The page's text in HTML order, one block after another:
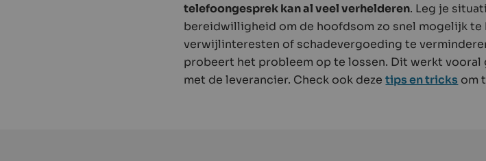
telefoongesprek kan al veel verhelderen. Leg je
bereidwilligheid om de hoofdsom zo snel mogelijk te
verwijlinteresten of schadevergoeding te
probeert het probleem op te lossen. Dit werkt vooral
met de leverancier. Check ook dezetips en tricks om